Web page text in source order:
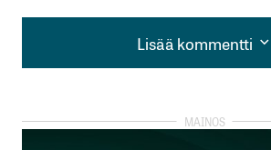
Lisää kommentti
Lisää kommentti